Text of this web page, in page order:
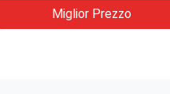
concertoMiglior Prezzo